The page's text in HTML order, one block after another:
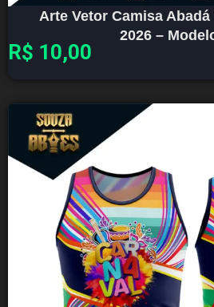
Arte Vetor Camisa
2026 –
R$ 10,00